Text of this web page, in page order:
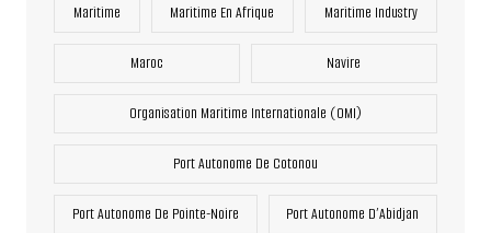
Maritime Maritime En Afrique Maritime Industry
Maroc Navire
Organisation Maritime Internationale (OMI)
Port Autonome De Cotonou
Port Autonome De Pointe-Noire Port Autonome D’Abidjan